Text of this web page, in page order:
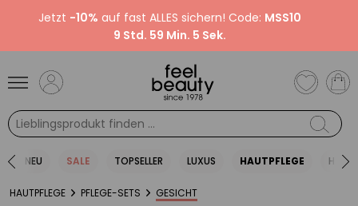
Jetzt -10% auf fast ALLES sichern! Code: MSS10
9 Std. 59 Min. 5 Sek.
NEU SALE TOPSELLER LUXUS HAUTPFLEGE
HAUTPFLEGE PFLEGE-SETS GESICHT